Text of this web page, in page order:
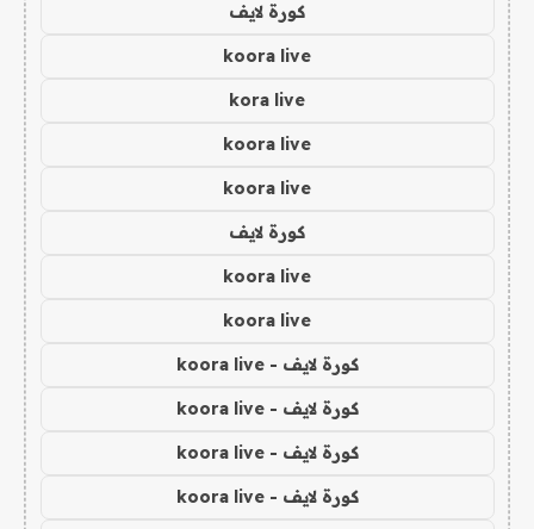
كورة لايف
koora live
kora live
koora live
koora live
كورة لايف
koora live
koora live
كورة لايف - koora live
كورة لايف - koora live
كورة لايف - koora live
كورة لايف - koora live